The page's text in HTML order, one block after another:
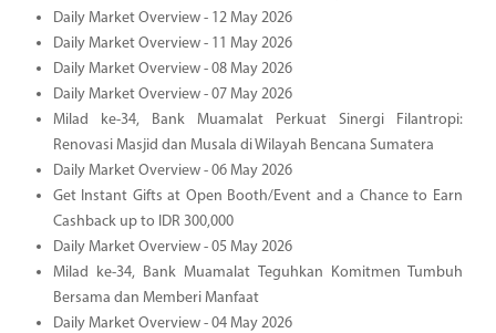
Daily Market Overview - 12 May 2026
Daily Market Overview - 11 May 2026
Daily Market Overview - 08 May 2026
Daily Market Overview - 07 May 2026
Milad ke-34, Bank Muamalat Perkuat Sinergi Filantropi:
Renovasi Masjid dan Musala di Wilayah Bencana Sumatera
Daily Market Overview - 06 May 2026
Get Instant Gifts at Open Booth/Event and a Chance to Earn
Cashback up to IDR 300,000
Daily Market Overview - 05 May 2026
Milad ke-34, Bank Muamalat Teguhkan Komitmen Tumbuh
Bersama dan Memberi Manfaat
Daily Market Overview - 04 May 2026